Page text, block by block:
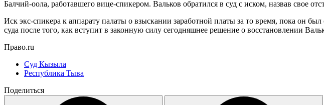
Балчий-оола, работавшего вице-спикером. Вальков обратился в суд с иском, назвав свое
Иск экс-спикера к аппарату палаты о взыскании заработной платы за то время, пока он
суда после того, как вступит в законную силу сегодняшнее решение о восстановлении
Право.ru
Суд Кызыла
Республика Тыва
Поделиться